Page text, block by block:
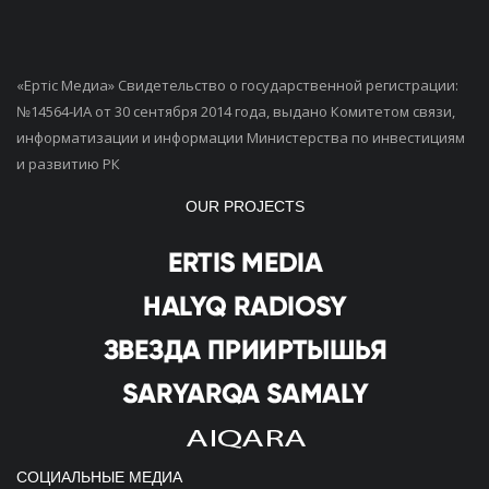
«Ертiс Медиа» Свидетельство о государственной регистрации:
№14564-ИА от 30 сентября 2014 года, выдано Комитетом связи,
информатизации и информации Министерства по инвестициям
и развитию РК
OUR PROJECTS
СОЦИАЛЬНЫЕ МЕДИА